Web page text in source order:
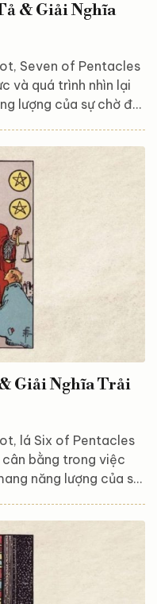
& Giải Nghĩa
Seven of Pentacles
và quá trình nhìn lại
lượng của sự chờ đợi
bạn có đang đi đúng
khám phá và
hiểu rõ hơn về giá trị
mà vũ trụ muốn gửi
Giải Nghĩa Trải
lá Six of Pentacles
bằng trong việc
năng lượng của sự
từ người khác khi cần
phá và giải mã ý
về nguồn năng
vũ trụ...